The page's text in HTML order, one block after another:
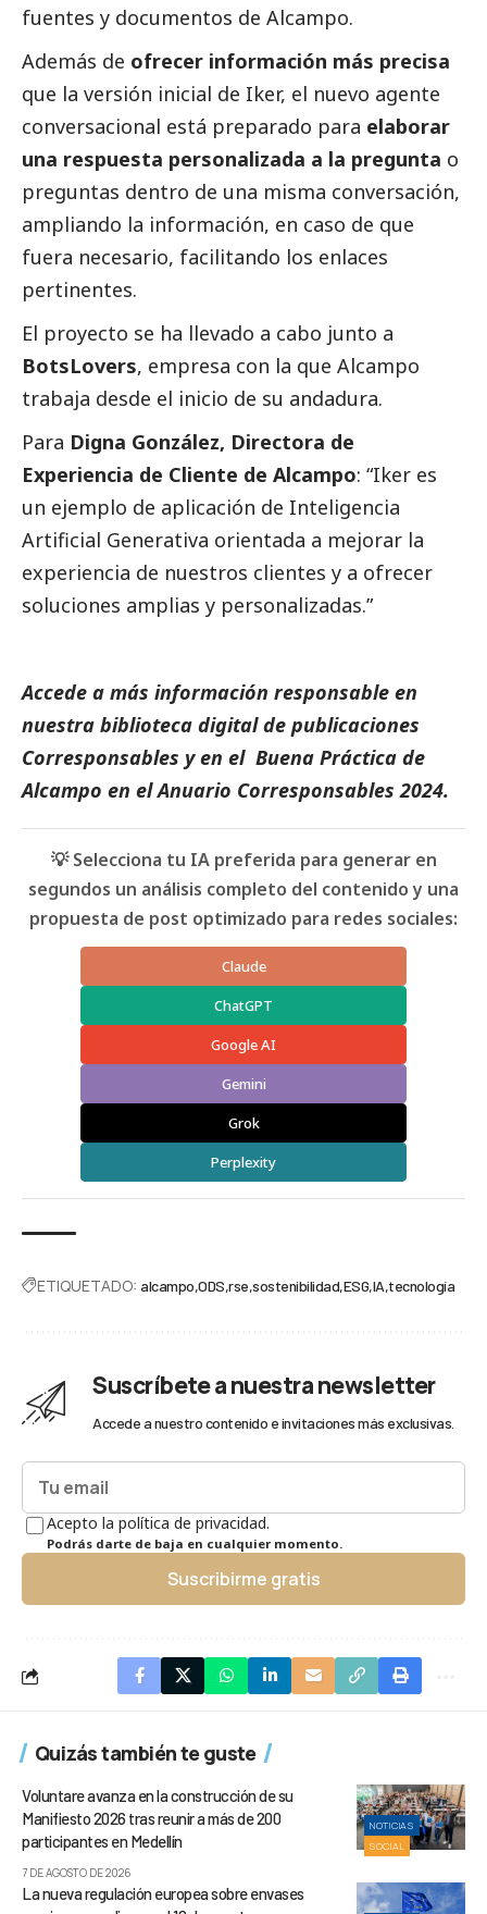
fuentes y documentos de Alcampo.
Además de ofrecer información más precisa
que la versión inicial de Iker, el nuevo agente
conversacional está preparado para elaborar
una respuesta personalizada a la pregunta o
preguntas dentro de una misma conversación,
ampliando la información, en caso de que
fuera necesario, facilitando los enlaces
pertinentes.
El proyecto se ha llevado a cabo junto a
BotsLovers, empresa con la que Alcampo
trabaja desde el inicio de su andadura.
Para Digna González, Directora de
Experiencia de Cliente de Alcampo: “Iker es
un ejemplo de aplicación de Inteligencia
Artificial Generativa orientada a mejorar la
experiencia de nuestros clientes y a ofrecer
soluciones amplias y personalizadas.”
Accede a más información responsable en
nuestra biblioteca digital de publicaciones
Corresponsables y en el Buena Práctica de
Alcampo en elAnuario Corresponsables 2024.
💡 Selecciona tu IA preferida para generar en
segundos un análisis completo del contenido y una
propuesta de post optimizado para redes sociales:
Claude
ChatGPT
Google AI
Gemini
Grok
Perplexity
ETIQUETADO: alcampo ODS rse sostenibilidad ESG IA tecnología
Suscríbete a nuestra newsletter
Accede a nuestro contenido e invitaciones más exclusivas.
Acepto la política de privacidad.
Podrás darte de baja en cualquier momento.
Suscribirme gratis
Quizás también te guste
NOTICIAS
SOCIAL
Voluntare avanza en la construcción de su
Manifiesto 2026 tras reunir a más de 200
participantes en Medellín
7 DE AGOSTO DE 2026
La nueva regulación europea sobre envases